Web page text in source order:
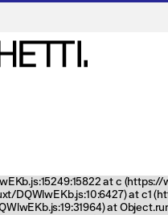
at c
at c1
at